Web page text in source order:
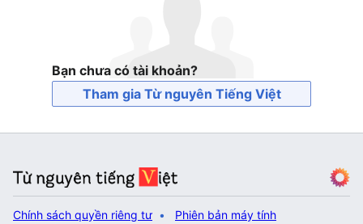
Bạn chưa có tài khoản?
Tham gia Từ nguyên Tiếng Việt
Chính sách quyền riêng tư Phiên bản máy tính